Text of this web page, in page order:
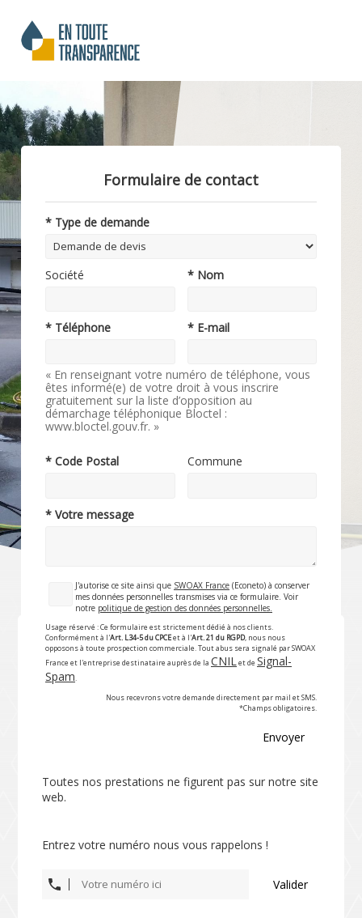
Formulaire de contact
* Type de demande
Société * Nom
* Téléphone * E-mail
« En renseignant votre numéro de téléphone, vous
êtes informé(e) de votre droit à vous inscrire
gratuitement sur la liste d’opposition au
démarchage téléphonique Bloctel :
www.bloctel.gouv.fr. »
* Code Postal Commune
* Votre message
J'autorise ce site ainsi que SWOAX France (Econeto) à conserver
mes données personnelles transmises via ce formulaire. Voir
notre politique de gestion des données personnelles.
Usage réservé : Ce formulaire est strictement dédié à nos clients.
Conformément à l'Art. L34-5 du CPCEet à l'Art. 21 du RGPD, nous nous
opposons à toute prospection commerciale. Tout abus sera signalé par SWOAX
France et l'entreprise destinataire auprès de la CNILet de Signal-
Spam.
Nous recevrons votre demande directement par mail et SMS.
*Champs obligatoires.
Envoyer
Toutes nos prestations ne figurent pas sur notre site
web.
Entrez votre numéro nous vous rappelons !
Valider